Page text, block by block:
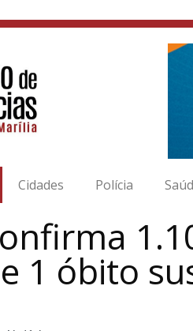
Cidades Polícia
1 óbito